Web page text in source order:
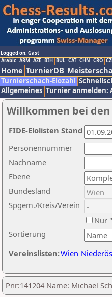
Logged on: Gast
Arabic ARM AZE BIH BUL CAT CHN CRO
Home TurnierDB
Turnierschach-Elozahl
Allgemeines Turnier anmelden:
Willkommen bei den
Nachname
Ebene
Sortierung
Personennummer
Bundesland
Spgem./Kreis/Verein
Nur
Vereinslisten:Wien
FIDE-Elolisten Stand
Pnr:141204 Name: Michael